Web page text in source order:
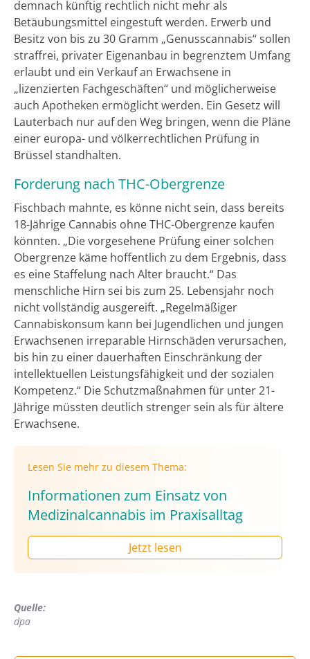
demnach künftig rechtlich nicht mehr als
Betäubungsmittel eingestuft werden. Erwerb und
Besitz von bis zu 30 Gramm „Genusscannabis“ sollen
straffrei, privater Eigenanbau in begrenztem Umfang
erlaubt und ein Verkauf an Erwachsene in
„lizenzierten Fachgeschäften“ und möglicherweise
auch Apotheken ermöglicht werden. Ein Gesetz will
Lauterbach nur auf den Weg bringen, wenn die Pläne
einer europa- und völkerrechtlichen Prüfung in
Brüssel standhalten.
Forderung nach THC-Obergrenze
Fischbach mahnte, es könne nicht sein, dass bereits
18-Jährige Cannabis ohne THC-Obergrenze kaufen
könnten. „Die vorgesehene Prüfung einer solchen
Obergrenze käme hoffentlich zu dem Ergebnis, dass
es eine Staffelung nach Alter braucht.“ Das
menschliche Hirn sei bis zum 25. Lebensjahr noch
nicht vollständig ausgereift. „Regelmäßiger
Cannabiskonsum kann bei Jugendlichen und jungen
Erwachsenen irreparable Hirnschäden verursachen,
bis hin zu einer dauerhaften Einschränkung der
intellektuellen Leistungsfähigkeit und der sozialen
Kompetenz.“ Die Schutzmaßnahmen für unter 21-
Jährige müssten deutlich strenger sein als für ältere
Erwachsene.
Lesen Sie mehr zu diesem Thema:
Informationen zum Einsatz von
Medizinalcannabis im Praxisalltag
Jetzt lesen
Quelle:
dpa